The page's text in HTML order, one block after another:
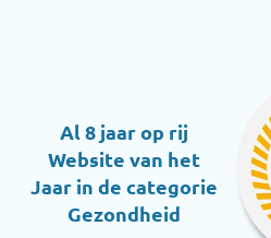
Al 8 jaar op rij
Website van het
Jaar in de categorie
Gezondheid